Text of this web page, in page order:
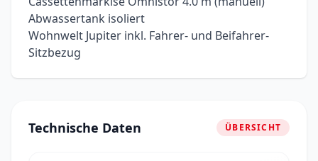
Abwassertank isoliert
Wohnwelt Jupiter inkl. Fahrer- und Beifahrer-
Sitzbezug
Technische Daten ÜBERSICHT